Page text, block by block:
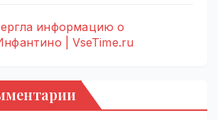
информацию о
| VseTime.ru